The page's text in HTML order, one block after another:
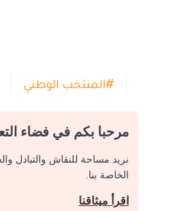
#المنتخب الوطني
مرحبا بكم في فضاء
نريد مساحة للنقاش والتبادل
الخاصة بنا.
اقرأ ميثاقنا